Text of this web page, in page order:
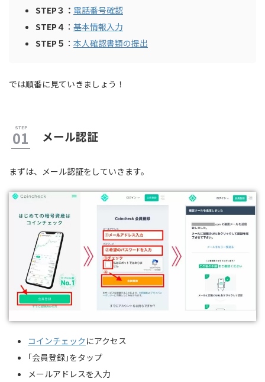
STEP３： 電話番号確認
STEP４ ： 基本情報入力
STEP５ ： 本人確認書類の提出
では順番に見ていきましょう！
メール認証
まずは、メール認証をしていきます。
コインチェック にアクセス
｢会員登録｣をタップ
メールアドレスを入力